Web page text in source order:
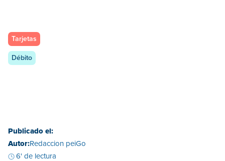
Tarjetas
Débito
Publicado el:
Autor:Redaccion peiGo
6' de lectura